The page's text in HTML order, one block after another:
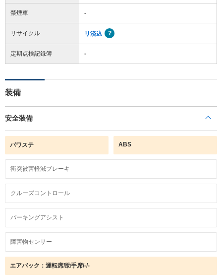
禁煙車 -
リサイクル リ済込
定期点検記録簿 -
装備
安全装備
パワステ ABS
衝突被害軽減ブレーキ
クルーズコントロール
パーキングアシスト
障害物センサー
エアバック：運転席/助手席/-/-